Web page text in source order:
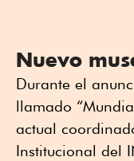
Nuevo
Durante el
llamado
actual
Institucional del